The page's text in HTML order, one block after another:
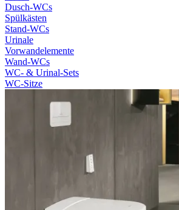
Dusch-WCs
Spülkästen
Stand-WCs
Urinale
Vorwandelemente
Wand-WCs
WC- & Urinal-Sets
WC-Sitze